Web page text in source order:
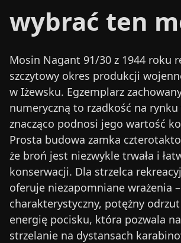
wybrać ten
Mosin Nagant 91/30 z 1944 roku
szczytowy okres produkcji
w Iżewsku. Egzemplarz
numeryczną to rzadkość na
znacząco podnosi jego wartość
Prosta budowa zamka
że broń jest niezwykle trwała i
konserwacji. Dla strzelca
oferuje niezapomniane wrażenia –
charakterystyczny, potężny
energię pocisku, która pozwala
strzelanie na dystansach